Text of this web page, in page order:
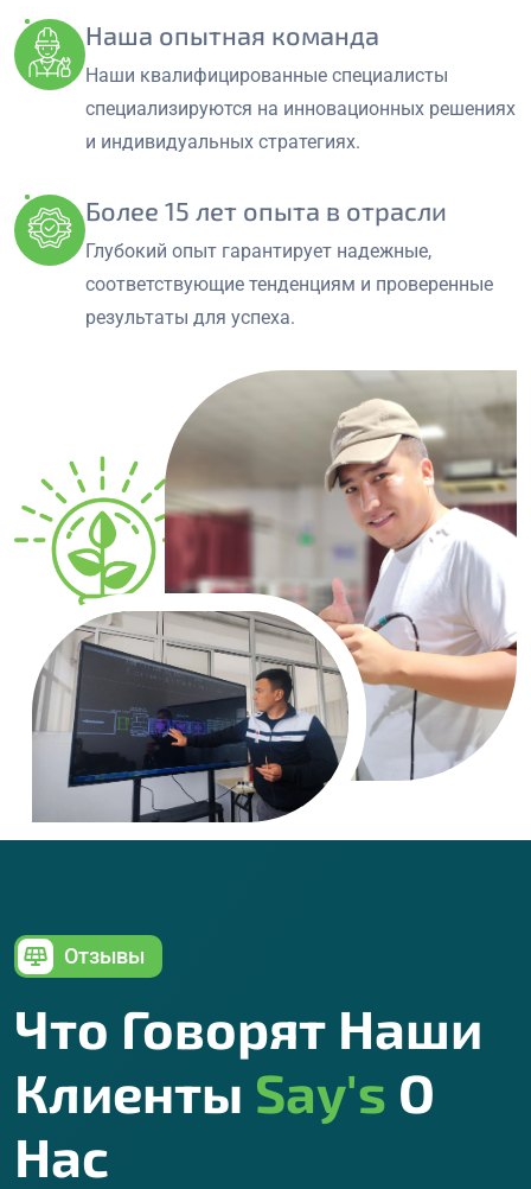
Наша опытная команда
Наши квалифицированные специалисты
специализируются на инновационных решениях
и индивидуальных стратегиях.
Более 15 лет опыта в отрасли
Глубокий опыт гарантирует надежные,
соответствующие тенденциям и проверенные
результаты для успеха.
Отзывы
Что Говорят Наши
Клиенты Say's О
Нас